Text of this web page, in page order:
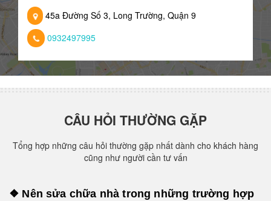
45a Đường Số 3, Long Trường, Quận 9
0932497995
CÂU HỎI THƯỜNG GẶP
Tổng hợp những câu hỏi thường gặp nhất dành cho khách hàng
cũng như người cần tư vấn
❖ Nên sửa chữa nhà trong những trường hợp